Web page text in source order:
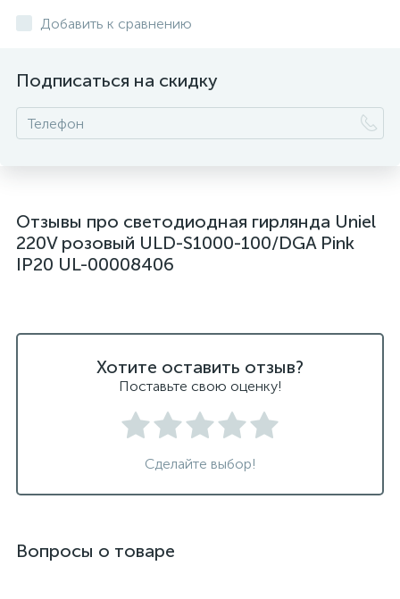
Добавить к сравнению
Подписаться на скидку
Отзывы про светодиодная гирлянда Uniel
220V розовый ULD-S1000-100/DGA Pink
IP20 UL-00008406
Хотите оставить отзыв?
Поставьте свою оценку!
Сделайте выбор!
Вопросы о товаре